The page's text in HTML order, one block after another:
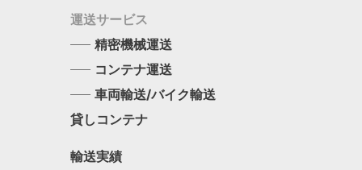
運送サービス
精密機械運送
コンテナ運送
車両輸送/バイク輸送
貸しコンテナ
輸送実績